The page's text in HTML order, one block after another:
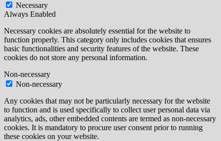
Necessary
Always Enabled
Necessary cookies are absolutely essential for the website to
function properly. This category only includes cookies that ensures
basic functionalities and security features of the website. These
cookies do not store any personal information.
Non-necessary
Non-necessary
Any cookies that may not be particularly necessary for the website
to function and is used specifically to collect user personal data via
analytics, ads, other embedded contents are termed as non-necessary
cookies. It is mandatory to procure user consent prior to running
these cookies on your website.